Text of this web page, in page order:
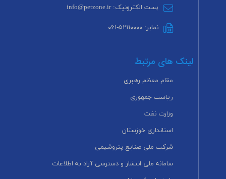
پست الکترونیک: info@petzone.ir
نمابر: ۵۲۱۱۰۰۰۰-۰۶۱
لینک های مرتبط
مقام معظم رهبری
ریاست جمهوری
وزارت نفت
استانداری خوزستان
شرکت ملی صنایع پتروشیمی
سامانه ملی انتشار و دسترسی آزاد به اطلاعات